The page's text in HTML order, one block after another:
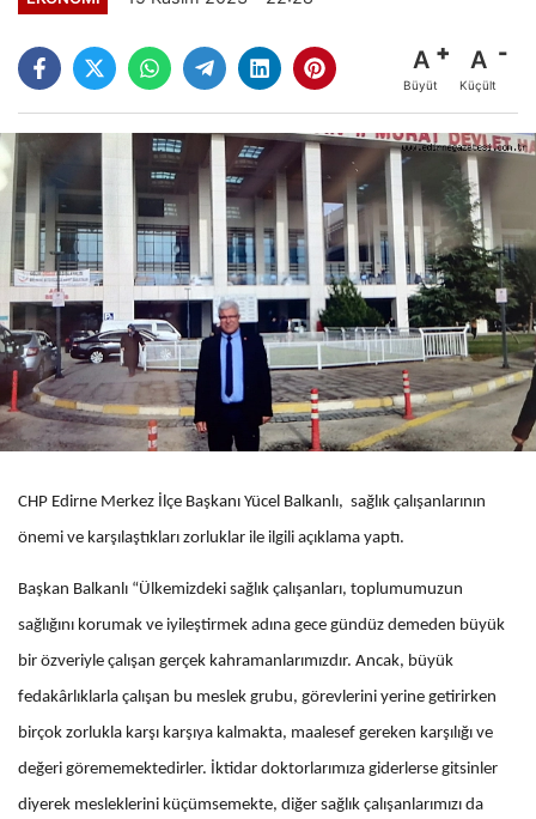
A
Büyüt
A
Küçült
CHP Edirne Merkez İlçe Başkanı Yücel Balkanlı, sağlık çalışanlarının
önemi ve karşılaştıkları zorluklar ile ilgili açıklama yaptı.
Başkan Balkanlı “Ülkemizdeki sağlık çalışanları, toplumumuzun
sağlığını korumak ve iyileştirmek adına gece gündüz demeden büyük
bir özveriyle çalışan gerçek kahramanlarımızdır. Ancak, büyük
fedakârlıklarla çalışan bu meslek grubu, görevlerini yerine getirirken
birçok zorlukla karşı karşıya kalmakta, maalesef gereken karşılığı ve
değeri görememektedirler. İktidar doktorlarımıza giderlerse gitsinler
diyerek mesleklerini küçümsemekte, diğer sağlık çalışanlarımızı da